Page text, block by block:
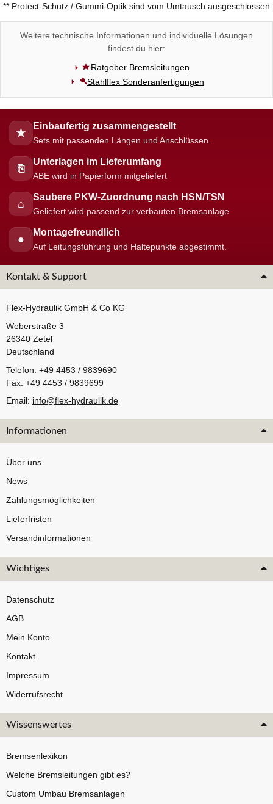
** Protect-Schutz / Gummi-Optik sind vom Umtausch ausgeschlossen
Weitere technische Informationen und individuelle Lösungen
findest du hier:
Ratgeber Bremsleitungen
Stahlflex Sonderanfertigungen
★
Einbaufertig zusammengestellt
Sets mit passenden Längen und Anschlüssen.
⎘
Unterlagen im Lieferumfang
ABE wird in Papierform mitgeliefert
⌂
Saubere PKW-Zuordnung nach HSN/TSN
Geliefert wird passend zur verbauten Bremsanlage
●
Montagefreundlich
Auf Leitungsführung und Haltepunkte abgestimmt.
Kontakt & Support
Flex-Hydraulik GmbH & Co KG
Weberstraße 3
26340 Zetel
Deutschland
Telefon: +49 4453 / 9839690
Fax: +49 4453 / 9839699
Email: info@flex-hydraulik.de
Informationen
Über uns
News
Zahlungsmöglichkeiten
Lieferfristen
Versandinformationen
Wichtiges
Datenschutz
AGB
Mein Konto
Kontakt
Impressum
Widerrufsrecht
Wissenswertes
Bremsenlexikon
Welche Bremsleitungen gibt es?
Custom Umbau Bremsanlagen